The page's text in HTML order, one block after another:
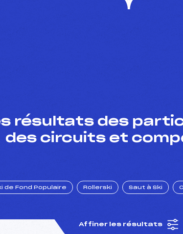
résultats des
des circuits et
de Fond Populaire Rollerski Saut à Ski
Affiner les résultats